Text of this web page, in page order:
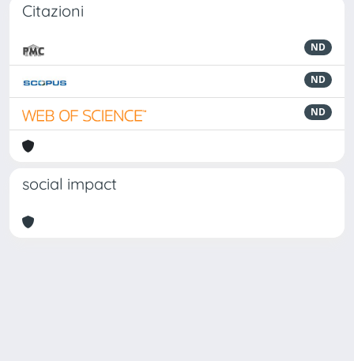
Citazioni
ND
ND
ND
social impact